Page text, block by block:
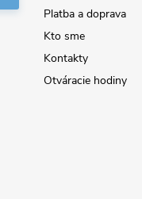
Platba a doprava
Kto sme
Kontakty
Otváracie hodiny